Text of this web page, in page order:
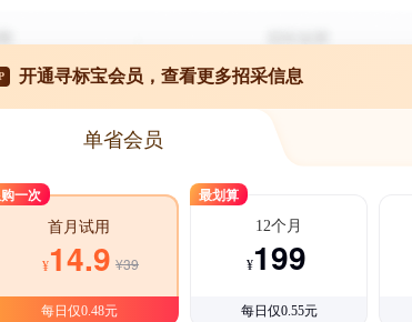
开通寻标宝会员，查看更多招采信息
单省会员
一次
首月试用
¥14.9 ¥39
每日仅0.48元
最划算
12个月
¥199
每日仅0.55元